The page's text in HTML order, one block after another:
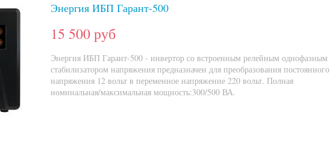
Энергия ИБП Гарант-500
15 500 руб
Энергия ИБП Гарант-500 - инвертор со встроенным релейным однофазным
стабилизатором напряжения предназначен для преобразования постоянного
напряжения 12 вольт в переменное напряжение 220 вольт. Полная
номинальная/максимальная мощность:300/500 ВА.